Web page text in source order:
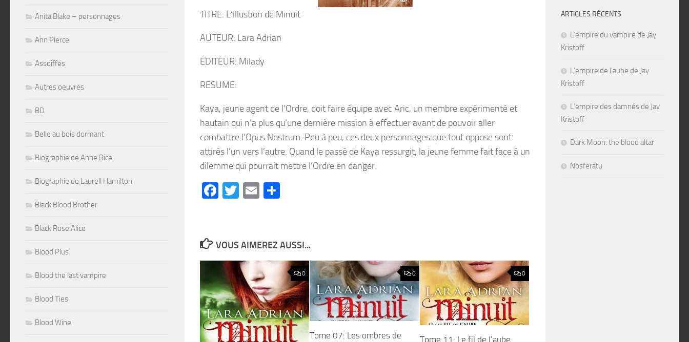
TITRE: L’illustion de Minuit
AUTEUR: Lara Adrian
EDITEUR: Milady
RESUME:
Kaya, jeune agent de l’Ordre, doit faire équipe avec Aric, un membre expérimenté et
hautain qui n’a plus qu’une dernière mission à effectuer avant de pouvoir aller
combattre l’Opus Nostrum. Peu à peu, ces deux personnages que tout oppose sont
attirés l’un vers l’autre. Quand le passé de Kaya ressurgit, la jeune femme fait face à un
dilemme qui pourrait mettre l’Ordre en danger.
Facebook
Twitter
Email
VOUS AIMEREZ AUSSI...
0 0
Tome 07: Les ombres de
0
Tome 11: Le fil de l’aube
Anita Blake – personnages
Ann Pierce
Assoiffés
Autres oeuvres
BD
Belle au bois dormant
Biographie de Anne Rice
Biographie de Laurell Hamilton
Black Blood Brother
Black Rose Alice
Blood Plus
Blood the last vampire
Blood Ties
Blood Wine
ARTICLES RÉCENTS
L’empire du vampire de Jay
Kristoff
L’empire de l’aube de Jay
Kristoff
L’empire des damnés de Jay
Kristoff
Dark Moon: the blood altar
Nosferatu